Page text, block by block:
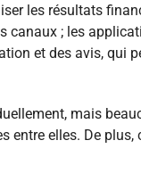
les résultats
; les
et des avis, qui
mais
entre elles. De